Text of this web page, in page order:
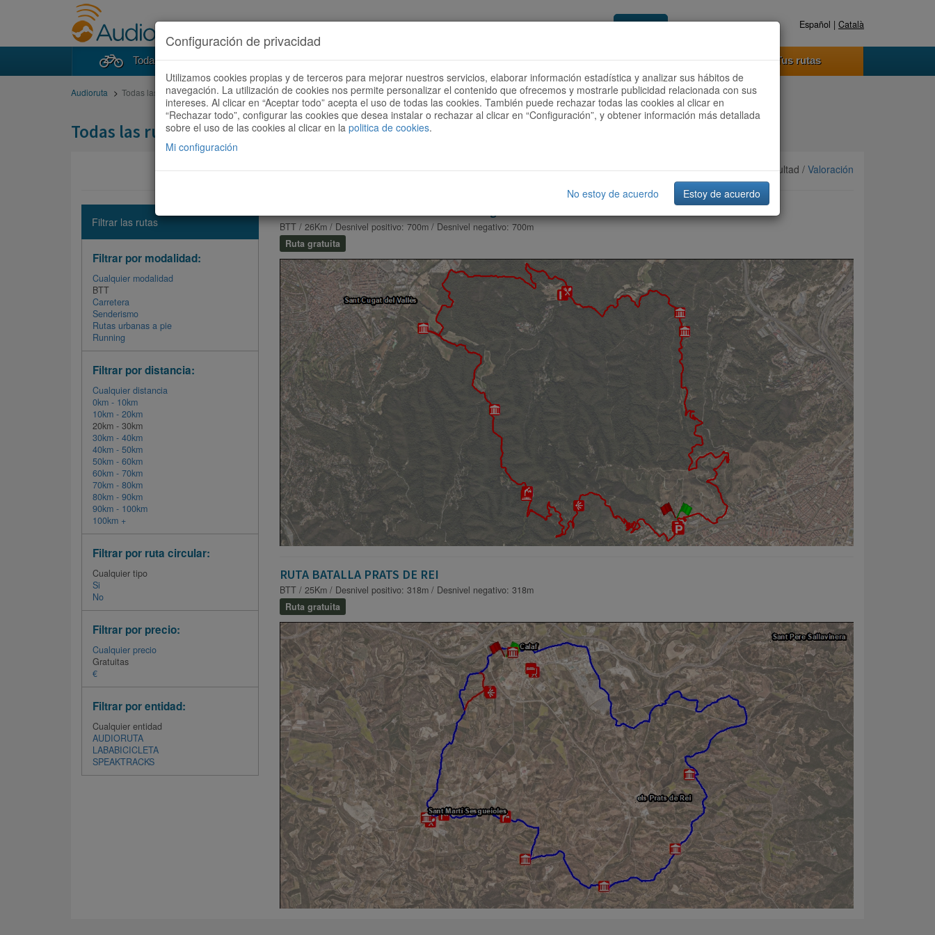
Acceder Registrate ahora Español | Català
Todas las rutas Buscador de rutas Quieres ser colaborador? Cómo funciona Tus rutas
Audioruta Todas las rutas
Todas las rutas
Ordenar por:Más recientes/ Dificultad / Valoración
Filtrar las rutas
Filtrar por modalidad:
Cualquier modalidad
BTT
Carretera
Senderismo
Rutas urbanas a pie
Running
Filtrar por distancia:
Cualquier distancia
0km - 10km
10km - 20km
20km - 30km
30km - 40km
40km - 50km
50km - 60km
60km - 70km
70km - 80km
80km - 90km
90km - 100km
100km +
Filtrar por ruta circular:
Cualquier tipo
Si
No
Filtrar por precio:
Cualquier precio
Gratuitas
€
Filtrar por entidad:
Cualquier entidad
AUDIORUTA
LABABICICLETA
SPEAKTRACKS
BTT / 26Km / Desnivel positivo: 700m / Desnivel negativo: 700m
Ruta gratuita
RUTA BATALLA PRATS DE REI
BTT / 25Km / Desnivel positivo: 318m / Desnivel negativo: 318m
Ruta gratuita
Configuración de privacidad
Utilizamos cookies propias y de terceros para mejorar nuestros servicios, elaborar información estadística y analizar sus hábitos de
navegación. La utilización de cookies nos permite personalizar el contenido que ofrecemos y mostrarle publicidad relacionada con sus
intereses. Al clicar en “Aceptar todo” acepta el uso de todas las cookies. También puede rechazar todas las cookies al clicar en
“Rechazar todo”, configurar las cookies que desea instalar o rechazar al clicar en “Configuración”, y obtener información más detallada
sobre el uso de las cookies al clicar en la politica de cookies.
Mi configuración
No estoy de acuerdo Estoy de acuerdo